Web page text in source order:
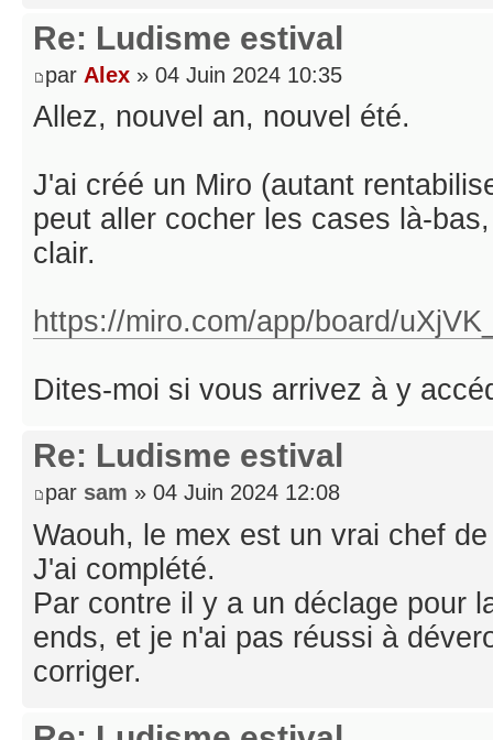
Re: Ludisme estival
par Alex » 04 Juin 2024 10:35
Allez, nouvel an, nouvel été.
J'ai créé un Miro (autant
peut aller cocher les cases là-
clair.
https://miro.com/app/board/
Dites-moi si vous arrivez à y
Re: Ludisme estival
par sam » 04 Juin 2024 12:08
Waouh, le mex est un vrai chef
J'ai complété.
Par contre il y a un déclage pour
ends, et je n'ai pas réussi à
corriger.